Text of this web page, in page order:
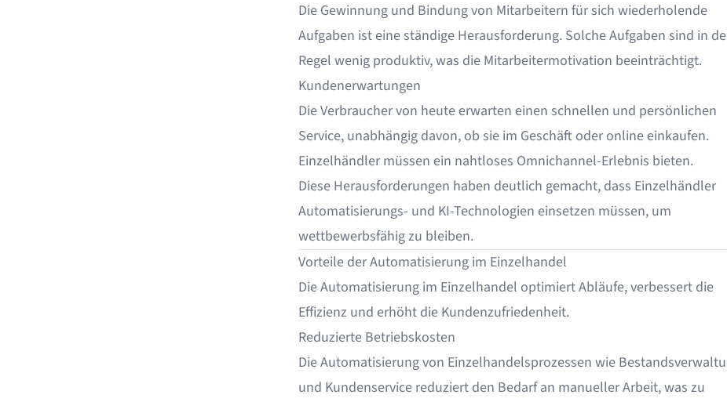
Die Gewinnung und Bindung von Mitarbeitern für sich wiederholende
Aufgaben ist eine ständige Herausforderung. Solche Aufgaben sind in
Regel wenig produktiv, was die Mitarbeitermotivation beeinträchtigt.
Kundenerwartungen
Die Verbraucher von heute erwarten einen schnellen und persönlichen
Service, unabhängig davon, ob sie im Geschäft oder online einkaufen.
Einzelhändler müssen ein nahtloses Omnichannel-Erlebnis bieten.
Diese Herausforderungen haben deutlich gemacht, dass Einzelhändler
Automatisierungs- und KI-Technologien einsetzen müssen, um
wettbewerbsfähig zu bleiben.
Vorteile der Automatisierung im Einzelhandel
Die Automatisierung im Einzelhandel optimiert Abläufe, verbessert die
Effizienz und erhöht die Kundenzufriedenheit.
Reduzierte Betriebskosten
Die Automatisierung von Einzelhandelsprozessen wie
und Kundenservice reduziert den Bedarf an manueller Arbeit, was zu